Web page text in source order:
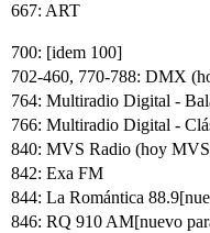
667: ART
700: [idem 100]
702-460, 770-788: DMX
764: Multiradio Digital -
766: Multiradio Digital -
840: MVS Radio (hoy
842: Exa FM
844: La Romántica
846: RQ 910 AM[nuevo